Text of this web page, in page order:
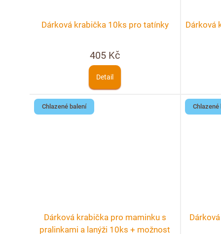
Dárková krabička 10ks pro tatínky
405 Kč
Detail
Dárková
Chlazené balení
Dárková krabička pro maminku s
pralinkami a lanýži 10ks + možnost
Chlazené